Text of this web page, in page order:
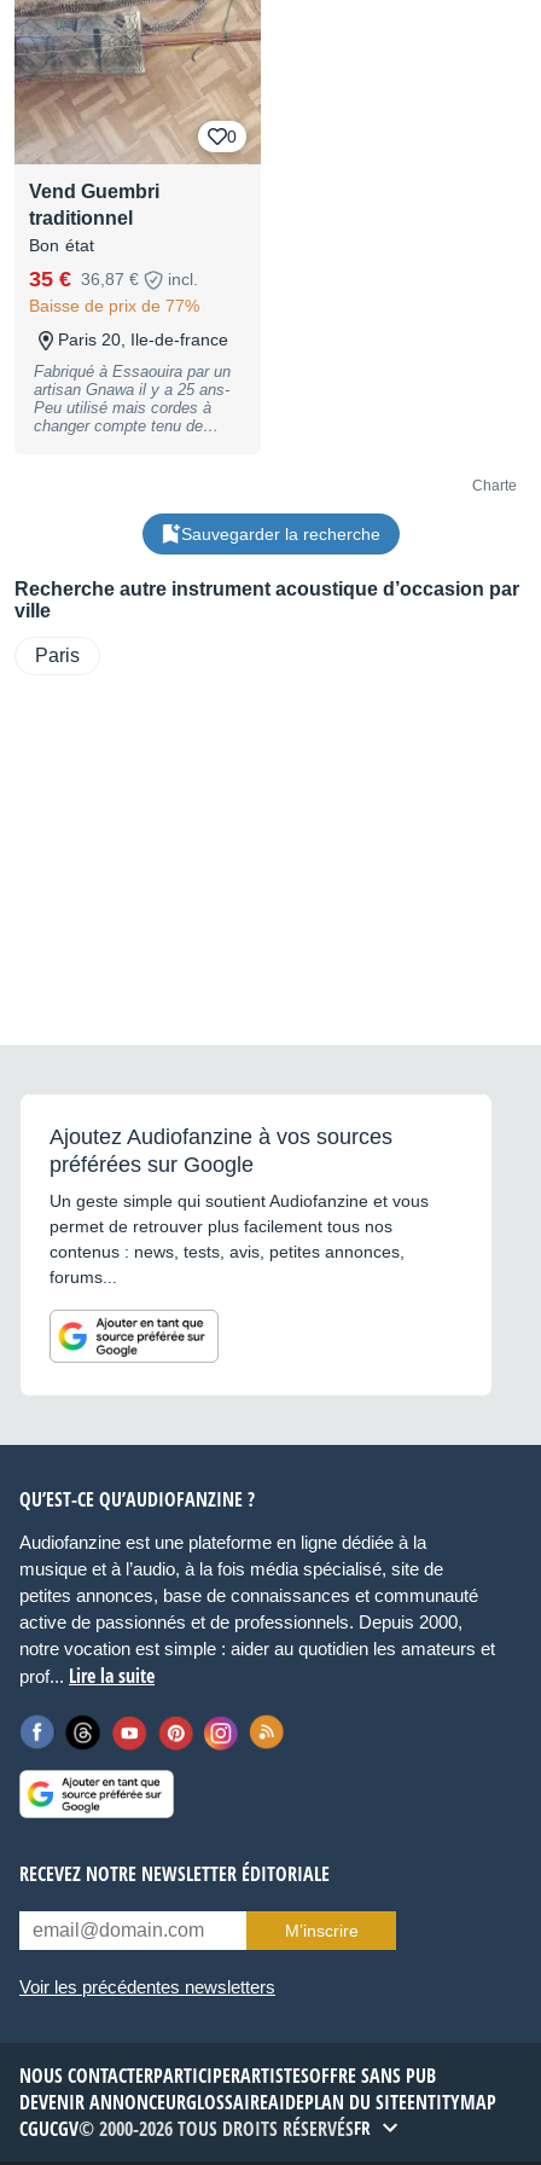
0
Vend Guembri
traditionnel
Bon état
35 € 36,87 €
incl.
Baisse de prix de 77%
Paris 20, Ile-de-france
Fabriqué à Essaouira par un
artisan Gnawa il y a 25 ans-
Peu utilisé mais cordes à
changer compte tenu de
Charte
Sauvegarder la recherche
Recherche autre instrument acoustique d’occasion par
ville
Paris
Ajoutez Audiofanzine à vos sources
préférées sur Google
Un geste simple qui soutient Audiofanzine et vous
permet de retrouver plus facilement tous nos
contenus : news, tests, avis, petites annonces,
forums...
QU’EST-CE QU’AUDIOFANZINE ?
Audiofanzine est une plateforme en ligne dédiée à la
musique et à l’audio, à la fois média spécialisé, site de
petites annonces, base de connaissances et communauté
active de passionnés et de professionnels. Depuis 2000,
notre vocation est simple : aider au quotidien les amateurs et
prof... Lire la suite
RECEVEZ NOTRE NEWSLETTER ÉDITORIALE
M’inscrire
Voir les précédentes newsletters
NOUS CONTACTERPARTICIPERARTISTESOFFRE SANS PUB
DEVENIR ANNONCEURGLOSSAIREAIDEPLAN DU SITEENTITYMAP
CGUCGV© 2000-2026 TOUS DROITS RÉSERVÉSFR